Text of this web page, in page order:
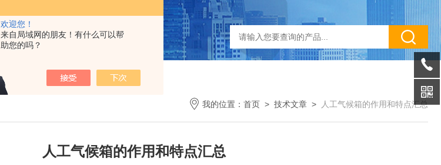
欢迎您！
来自局域网的朋友！有什么可以帮
助您的吗？
我的位置： 首页 > 技术文章 > 人工气候箱的作用和特点汇总
人工气候箱的作用和特点汇总